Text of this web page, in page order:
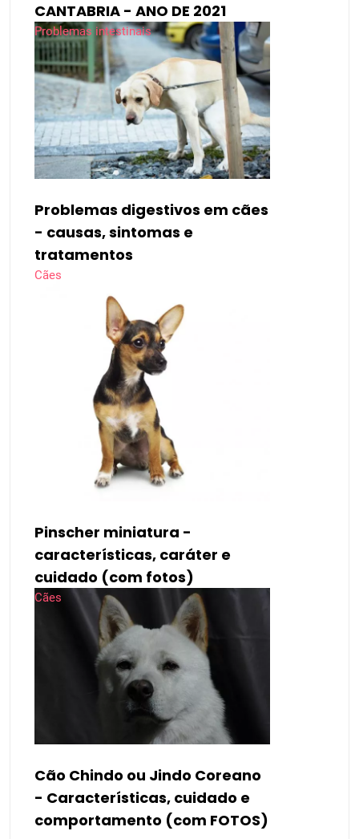
CANTABRIA - ANO DE 2021
Problemas intestinais
Problemas digestivos em cães
- causas, sintomas e
tratamentos
Cães
Pinscher miniatura -
características, caráter e
cuidado (com fotos)
Cães
Cão Chindo ou Jindo Coreano
- Características, cuidado e
comportamento (com FOTOS)